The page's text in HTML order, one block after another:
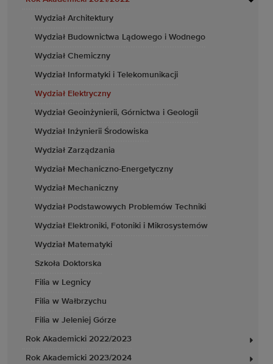
Wydział Architektury
Wydział Budownictwa Lądowego i Wodnego
Wydział Chemiczny
Wydział Informatyki i Telekomunikacji
Wydział Elektryczny
Wydział Geoinżynierii, Górnictwa i Geologii
Wydział Inżynierii Środowiska
Wydział Zarządzania
Wydział Mechaniczno-Energetyczny
Wydział Mechaniczny
Wydział Podstawowych Problemów Techniki
Wydział Elektroniki, Fotoniki i Mikrosystemów
Wydział Matematyki
Szkoła Doktorska
Filia w Legnicy
Filia w Wałbrzychu
Filia w Jeleniej Górze
Rok Akademicki 2022/2023
Rok Akademicki 2023/2024